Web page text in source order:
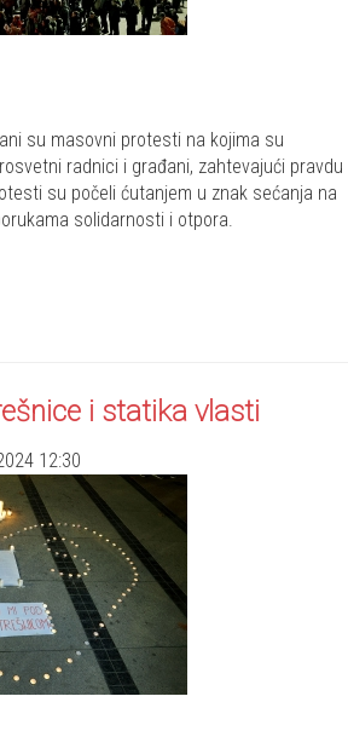
su masovni protesti na kojima su
radnici i građani, zahtevajući pravdu
su počeli ćutanjem u znak sećanja na
solidarnosti i otpora.
i statika vlasti
12:30